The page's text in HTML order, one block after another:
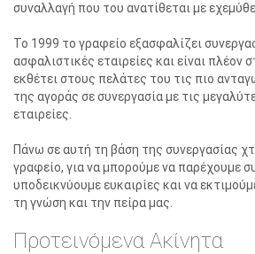
συναλλαγή που του ανατίθεται με
Το 1999 το γραφείο εξασφαλίζει
ασφαλιστικές εταιρείες και είναι πλέον
εκθέτει στους πελάτες του τις πιο
της αγοράς σε συνεργασία με τις
εταιρείες.
Πάνω σε αυτή τη βάση της συνεργασίας
γραφείο, για να μπορούμε να παρέχουμε
υποδεικνύουμε ευκαιρίες και να
τη γνώση και την πείρα μας.
Προτεινόμενα Ακίνητα